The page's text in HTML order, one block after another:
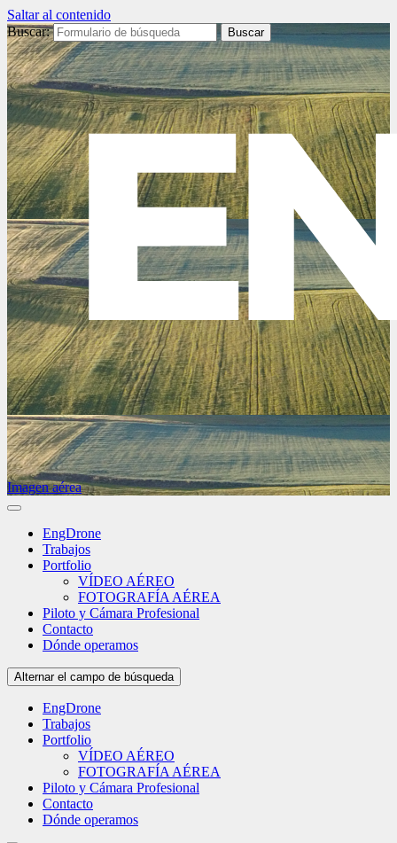
Saltar al contenido
Buscar:
Imagen aérea
EngDrone
Trabajos
Portfolio
VÍDEO AÉREO
FOTOGRAFÍA AÉREA
Piloto y Cámara Profesional
Contacto
Dónde operamos
Alternar el campo de búsqueda
EngDrone
Trabajos
Portfolio
VÍDEO AÉREO
FOTOGRAFÍA AÉREA
Piloto y Cámara Profesional
Contacto
Dónde operamos